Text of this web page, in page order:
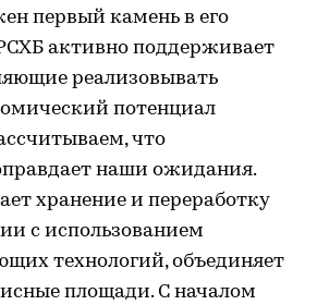
первый камень в его
активно поддерживает
реализовывать
потенциал
что
наши ожидания.
хранение и переработку
с использованием
технологий, объединяет
площади. С началом